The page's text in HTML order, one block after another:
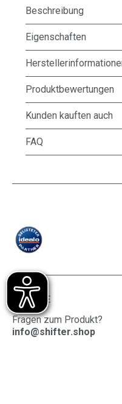
Beschreibung
Eigenschaften
Produktbewertungen
Kunden kauften auch
FAQ
SERVICE
Fragen zum Produkt?
info@shifter.shop